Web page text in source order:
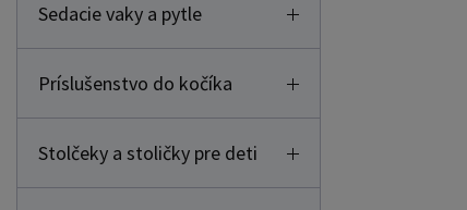
Sedacie vaky a pytle
Príslušenstvo do kočíka
Stolčeky a stoličky pre deti